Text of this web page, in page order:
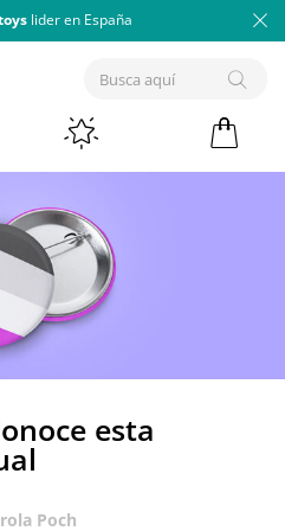
lider en España
esta
Poch